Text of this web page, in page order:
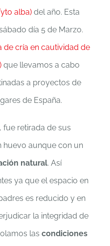
alba) del año. Esta
día 5 de Marzo.
de cría en cautividad de
que llevamos a cabo
a proyectos de
de España.
fue retirada de sus
huevo aunque con un
natural. Así
ya que el espacio en
es reducido y en
la integridad de
las condiciones